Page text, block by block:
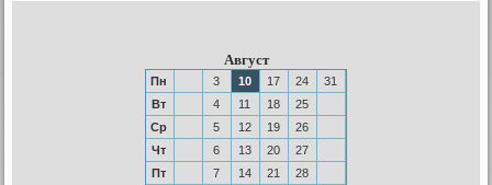
Август
Пн 3 10 17 24
31
Вт
4 11 18
25
Ср
5 12 19
26
Чт
6 13 20
27
Пт
7 14 21
28